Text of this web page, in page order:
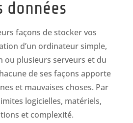
données
façons de stocker vos
d’un ordinateur simple,
ou plusieurs serveurs et du
de ses façons apporte
et mauvaises choses. Par
logicielles, matériels,
et complexité.